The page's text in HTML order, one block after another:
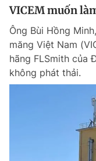
VICEM muốn
Ông Bùi Hồng
măng Việt Nam
hãng FLSmith của
không phát thải.